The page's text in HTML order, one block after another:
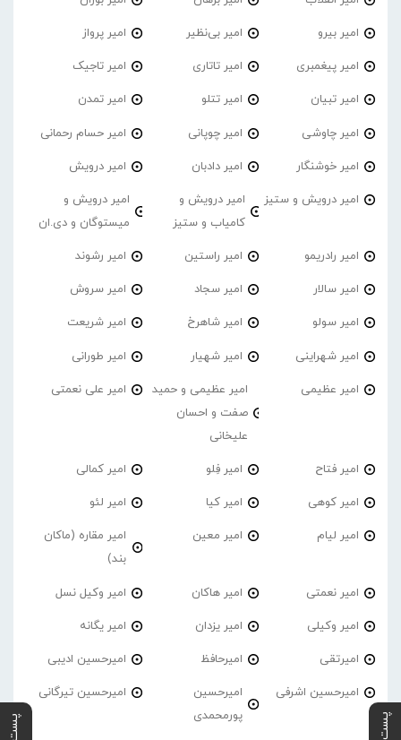
امیر بیرو امیر بی‌نظیر امیر پرواز
امیر پیغمبری امیر تاتاری امیر تاجیک
امیر تبیان امیر تتلو امیر تمدن
امیر چاوشی امیر چوپانی امیر حسام رحمانی
امیر خوشنگار امیر دادبان امیر درویش
امیر درویش و ستیز
امیر درویش و
کامیاب و ستیز
امیر درویش و
میستوگان و دی.ان
امیر رادریمو امیر راستین امیر رشوند
امیر سالار امیر سجاد امیر سروش
امیر سولو امیر شاهرخ امیر شریعت
امیر شهراینی امیر شهیار امیر طورانی
امیر عظیمی
امیر عظیمی و حمید
صفت و احسان
علیخانی
امیر علی نعمتی
امیر فتاح امیر فِلو امیر کمالی
امیر کوهی امیر کیا امیر لئو
امیر لیام امیر معین
امیر مقاره (ماکان
بند)
امیر نعمتی امیر هاکان امیر وکیل نسل
امیر وکیلی امیر یزدان امیر یگانه
امیرتقی امیرحافظ امیرحسین ادیبی
امیرحسین اشرفی
امیرحسین
پورمحمدی
امیرحسین تیرگانی